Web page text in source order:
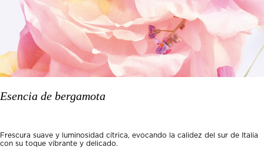
Esencia de bergamota
Frescura suave y luminosidad cítrica, evocando la calidez del sur de Italia
con su toque vibrante y delicado.